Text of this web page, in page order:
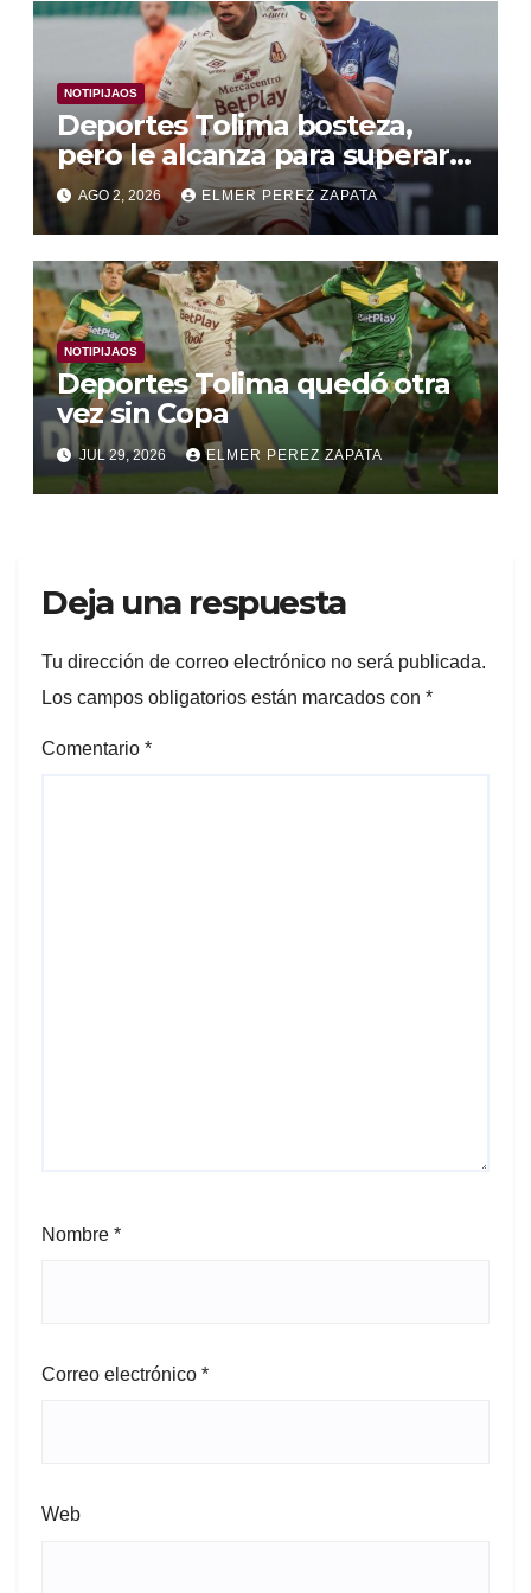
NOTIPIJAOS
Deportes Tolima bosteza,
pero le alcanza para superar a
Alianza Valledupar 2 A 1
AGO 2, 2026 ELMER PEREZ ZAPATA
NOTIPIJAOS
Deportes Tolima quedó otra
vez sin Copa
JUL 29, 2026 ELMER PEREZ ZAPATA
Deja una respuesta
Tu dirección de correo electrónico no será publicada.
Los campos obligatorios están marcados con *
Comentario *
Nombre *
Correo electrónico *
Web